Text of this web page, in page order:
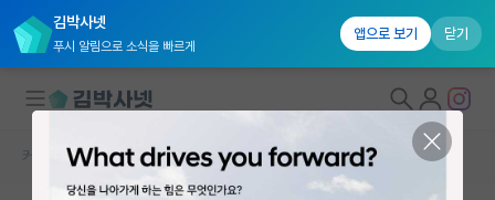
김박사넷
푸시 알림으로 소식을 빠르게
앱으로 보기 닫기
대학원생 모집
커뮤니티 홈 자유 게시판(아무개랩)